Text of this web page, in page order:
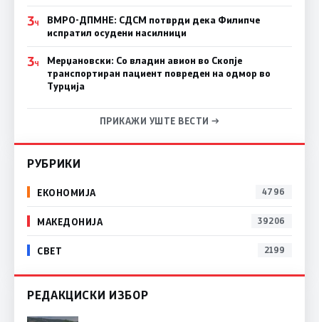
3Ч
ВМРО-ДПМНЕ: СДСM потврди дека Филипче
испратил осудени насилници
3Ч
Мерџановски: Со владин авион во Скопје
транспортиран пациент повреден на одмор во
Турција
ПРИКАЖИ УШТЕ ВЕСТИ →
РУБРИКИ
ЕКОНОМИЈА 4796
МАКЕДОНИЈА 39206
СВЕТ 2199
РЕДАКЦИСКИ ИЗБОР